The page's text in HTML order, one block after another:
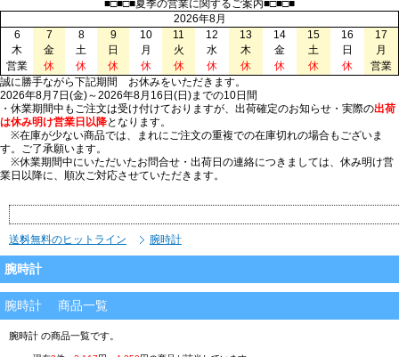
■□■□■夏季の営業に関するご案内■□■□■
2026年8月
6
7 8 9 10 11 12 13 14 15 16
17
木
金 土 日 月 火 水 木 金 土 日
月
営業
休 休 休 休 休 休 休 休 休 休
営業
誠に勝手ながら下記期間 お休みをいただきます。
2026年8月7日(金)～2026年8月16日(日)までの10日間
・休業期間中もご注文は受け付けておりますが、出荷確定のお知らせ・実際の出荷
は休み明け営業日以降となります。
※在庫が少ない商品では、まれにご注文の重複での在庫切れの場合もございま
す。ご了承願います。
※休業期間中にいただいたお問合せ・出荷日の連絡につきましては、休み明け営
業日以降に、順次ご対応させていただきます。
送料無料のヒットライン 腕時計
腕時計
腕時計 商品一覧
腕時計 の商品一覧です。